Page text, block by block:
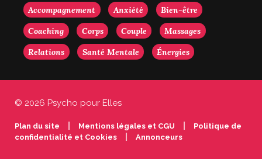
Accompagnement Anxiété
Bien-être
Coaching
Corps Couple
Massages
Relations
Santé Mentale Énergies
© 2026 Psycho pour Elles
Plan du site Mentions légales et CGU
Politique de
confidentialité et Cookies
Annonceurs